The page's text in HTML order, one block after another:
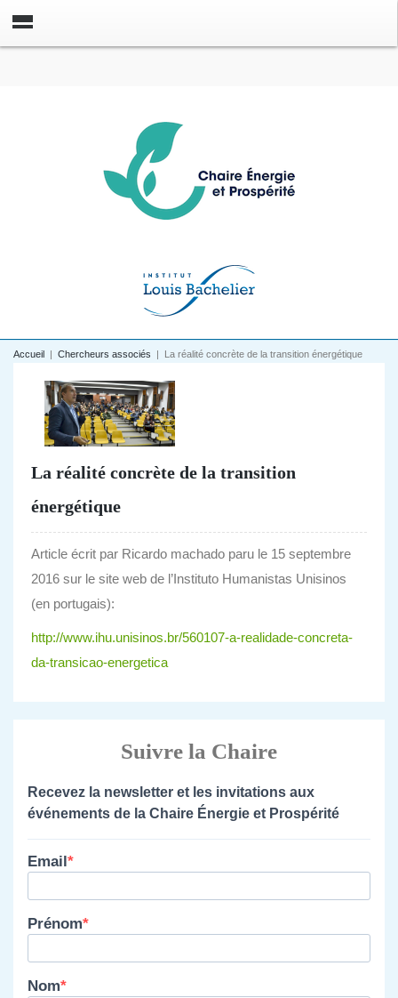
Accueil | Chercheurs associés | La réalité concrète de la transition énergétique
La réalité concrète de la transition
énergétique
Article écrit par Ricardo machado paru le 15 septembre
2016 sur le site web de l’Instituto Humanistas Unisinos
(en portugais):
http://www.ihu.unisinos.br/560107-a-realidade-concreta-
da-transicao-energetica
Suivre la Chaire
Recevez la newsletter et les invitations aux
événements de la Chaire Énergie et Prospérité
Email
Prénom
Nom